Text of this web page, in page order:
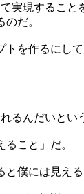
実現するこ
だ。
を作るに
んだいとい
こと」だ。
僕には見え